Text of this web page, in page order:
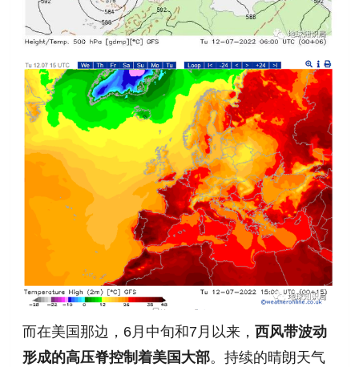
而在美国那边，6月中旬和7月以来，西风带波动
形成的高压脊控制着美国大部。持续的晴朗天气